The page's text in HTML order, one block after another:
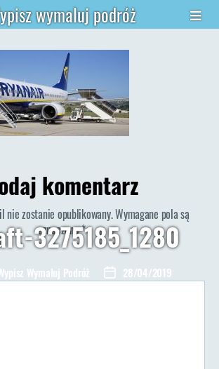
wymaluj podróż
3275185_1280
Wymaluj Podróż
Data28/04/2019
komentarz
nie zostanie opublikowany.Wymagane pola są
oznaczone*